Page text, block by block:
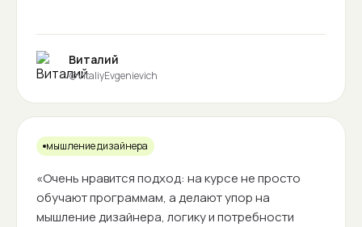
Виталий
@VitaliyEvgenievich
мышление дизайнера
«Очень нравится подход: на курсе не просто
обучают программам, а делают упор на
мышление дизайнера, логику и потребности